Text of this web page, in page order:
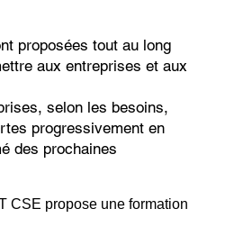
proposées tout au long
aux entreprises et aux
selon les besoins,
progressivement en
des prochaines
CSE propose une formation